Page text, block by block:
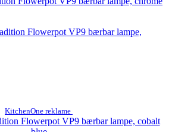
Flowerpot VP9 bærbar lampe,
KitchenOne reklame